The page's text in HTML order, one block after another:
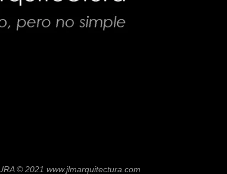
© 2021 www.jlmarquitectura.com